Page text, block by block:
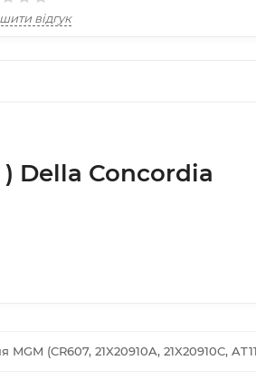
відгук
) Della Concordia
(CR607, 21X20910A, 21X20910C,